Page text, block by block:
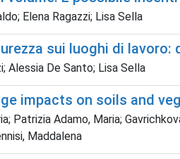
Elena Ragazzi; Lisa Sella
sui luoghi di lavoro:
Alessia De Santo; Lisa Sella
impacts on soils and
Patrizia Adamo, Maria;
Maddalena